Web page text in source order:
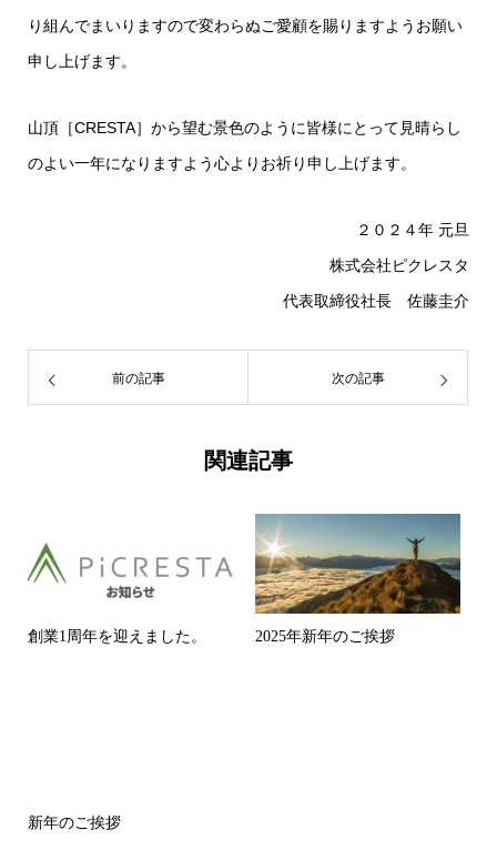
り組んでまいりますので変わらぬご愛顧を賜りますようお願い
申し上げます。
山頂［CRESTA］から望む景色のように皆様にとって見晴らし
のよい一年になりますよう心よりお祈り申し上げます。
２０２４年 元旦
株式会社ピクレスタ
代表取締役社長 佐藤圭介
前の記事 次の記事
関連記事
創業1周年を迎えました。 2025年新年のご挨拶
新年のご挨拶